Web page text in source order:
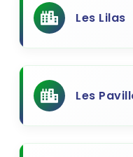
Les Lilas
Les